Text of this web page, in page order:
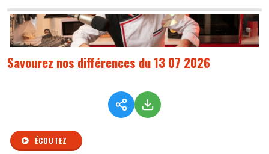
Savourez nos différences du 13 07 2026
ÉCOUTEZ